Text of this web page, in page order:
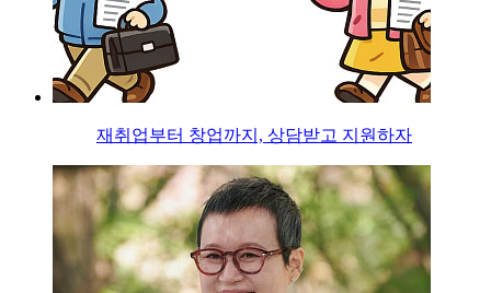
재취업부터 창업까지, 상담받고 지원하자